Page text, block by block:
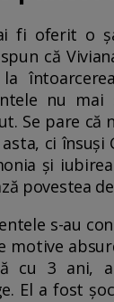
fi oferit o
că
nu
Se pare că
ci însuși
și
povestea
s-au
motive
cu 3 ani,
El a fost